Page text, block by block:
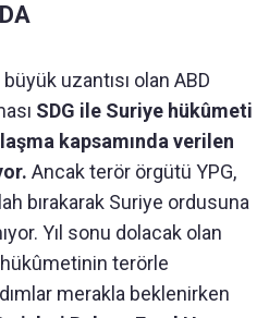
uzantısı olan ABD
SDG ile Suriye hükûmeti
kapsamında verilen
Ancak terör örgütü YPG,
bırakarak Suriye ordusuna
Yıl sonu dolacak olan
terörle
merakla beklenirken